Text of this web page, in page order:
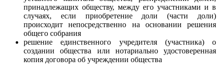
принадлежащих обществу, между его участниками и в
случаях, если приобретение доли (части доли)
происходит непосредственно на основании решения
общего собрания
решение единственного учредителя (участника) о
создании общества или нотариально удостоверенная
копия договора об учреждении общества